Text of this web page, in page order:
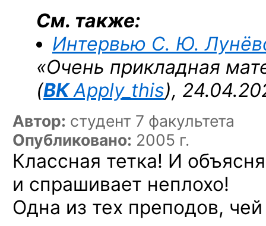
См. также:
Интервью С. Ю.
«Очень прикладная
(ВКApply_this),
Автор: студент 7 факультета
Опубликовано: 2005 г.
Классная тетка! И
и спрашивает неплохо!
Одна из тех преподов,